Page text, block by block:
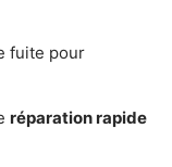
fuite pour
réparation rapide